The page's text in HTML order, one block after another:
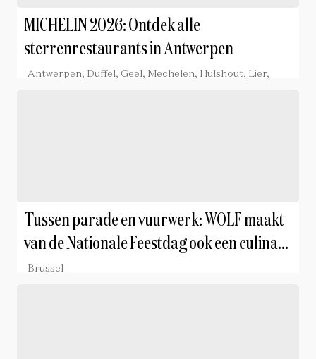
MICHELIN 2026: Ontdek alle
sterrenrestaurants in Antwerpen
Antwerpen, Duffel, Geel, Mechelen, Hulshout, Lier,
Tussen parade en vuurwerk: WOLF maakt
van de Nationale Feestdag ook een culinair
feest
Brussel